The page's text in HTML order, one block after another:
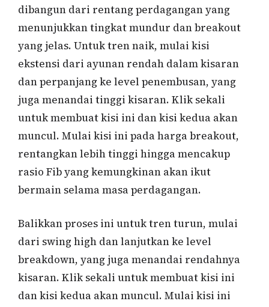
dibangun dari rentang perdagangan yang
menunjukkan tingkat mundur dan breakout
yang jelas. Untuk tren naik, mulai kisi
ekstensi dari ayunan rendah dalam kisaran
dan perpanjang ke level penembusan, yang
juga menandai tinggi kisaran. Klik sekali
untuk membuat kisi ini dan kisi kedua akan
muncul. Mulai kisi ini pada harga breakout,
rentangkan lebih tinggi hingga mencakup
rasio Fib yang kemungkinan akan ikut
bermain selama masa perdagangan.
Balikkan proses ini untuk tren turun, mulai
dari swing high dan lanjutkan ke level
breakdown, yang juga menandai rendahnya
kisaran. Klik sekali untuk membuat kisi ini
dan kisi kedua akan muncul. Mulai kisi ini